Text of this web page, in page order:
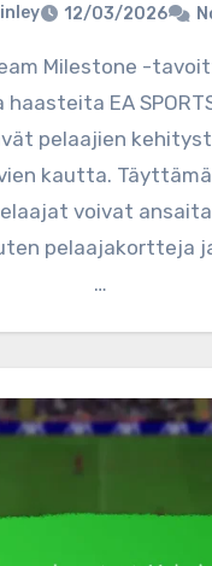
12/03/2026
EA
pelaajien
kautta.
voivat
pelaajakortteja
…